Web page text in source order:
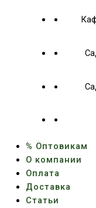
% Оптовикам
О компании
Оплата
Доставка
Статьи